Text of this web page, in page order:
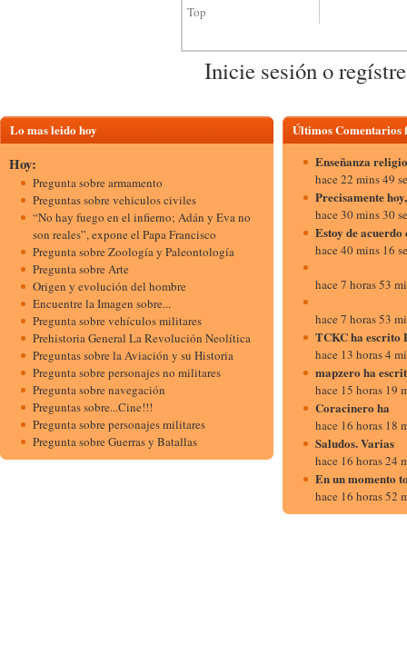
Top
Inicie sesión o
Lo mas leido hoy
Hoy:
Pregunta sobre armamento
Preguntas sobre vehiculos civiles
“No hay fuego en el infierno; Adán y Eva no
son reales”, expone el Papa Francisco
Pregunta sobre Zoología y Paleontología
Pregunta sobre Arte
Origen y evolución del hombre
Encuentre la Imagen sobre...
Pregunta sobre vehículos militares
Prehistoria General La Revolución Neolítica
Preguntas sobre la Aviación y su Historia
Pregunta sobre personajes no militares
Pregunta sobre navegación
Preguntas sobre...Cine!!!
Pregunta sobre personajes militares
Pregunta sobre Guerras y Batallas
Últimos
Enseñanza
hace 22 mins 49
Precisamente
hace 30 mins 30
Estoy de acuerdo
hace 40 mins 16
hace 7 horas 53
hace 7 horas 53
TCKC ha escrito
hace 13 horas 4
mapzero ha
hace 15 horas 19
Coracinero ha
hace 16 horas 18
Saludos. Varias
hace 16 horas 24
En un momento
hace 16 horas 52